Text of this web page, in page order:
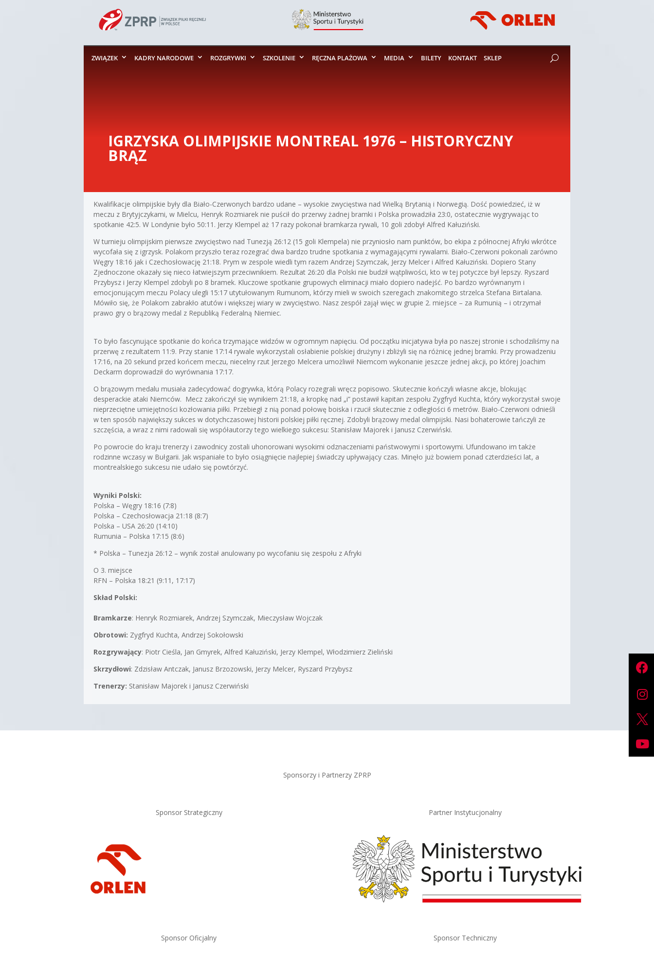
ZWIĄZEK KADRY NARODOWE ROZGRYWKI SZKOLENIE RĘCZNA PLAŻOWA MEDIA BILETY KONTAKT SKLEP
IGRZYSKA OLIMPIJSKIE MONTREAL 1976 – HISTORYCZNY
BRĄZ
Kwalifikacje olimpijskie były dla Biało-Czerwonych bardzo udane – wysokie zwycięstwa nad Wielką Brytanią i Norwegią. Dość powiedzieć, iż w
meczu z Brytyjczykami, w Mielcu, Henryk Rozmiarek nie puścił do przerwy żadnej bramki i Polska prowadziła 23:0, ostatecznie wygrywając to
spotkanie 42:5. W Londynie było 50:11. Jerzy Klempel aż 17 razy pokonał bramkarza rywali, 10 goli zdobył Alfred Kałuziński.
W turnieju olimpijskim pierwsze zwycięstwo nad Tunezją 26:12 (15 goli Klempela) nie przyniosło nam punktów, bo ekipa z północnej Afryki wkrótce
wycofała się z igrzysk. Polakom przyszło teraz rozegrać dwa bardzo trudne spotkania z wymagającymi rywalami. Biało-Czerwoni pokonali zarówno
Węgry 18:16 jak i Czechosłowację 21:18. Prym w zespole wiedli tym razem Andrzej Szymczak, Jerzy Melcer i Alfred Kałuziński. Dopiero Stany
Zjednoczone okazały się nieco łatwiejszym przeciwnikiem. Rezultat 26:20 dla Polski nie budził wątpliwości, kto w tej potyczce był lepszy. Ryszard
Przybysz i Jerzy Klempel zdobyli po 8 bramek. Kluczowe spotkanie grupowych eliminacji miało dopiero nadejść. Po bardzo wyrównanym i
emocjonującym meczu Polacy ulegli 15:17 utytułowanym Rumunom, którzy mieli w swoich szeregach znakomitego strzelca Stefana Birtalana.
Mówiło się, że Polakom zabrakło atutów i większej wiary w zwycięstwo. Nasz zespół zajął więc w grupie 2. miejsce – za Rumunią – i otrzymał
prawo gry o brązowy medal z Republiką Federalną Niemiec.
To było fascynujące spotkanie do końca trzymające widzów w ogromnym napięciu. Od początku inicjatywa była po naszej stronie i schodziliśmy na
przerwę z rezultatem 11:9. Przy stanie 17:14 rywale wykorzystali osłabienie polskiej drużyny i zbliżyli się na różnicę jednej bramki. Przy prowadzeniu
17:16, na 20 sekund przed końcem meczu, niecelny rzut Jerzego Melcera umożliwił Niemcom wykonanie jeszcze jednej akcji, po której Joachim
Deckarm doprowadził do wyrównania 17:17.
O brązowym medalu musiała zadecydować dogrywka, którą Polacy rozegrali wręcz popisowo. Skutecznie kończyli własne akcje, blokując
desperackie ataki Niemców. Mecz zakończył się wynikiem 21:18, a kropkę nad „i” postawił kapitan zespołu Zygfryd Kuchta, który wykorzystał swoje
nieprzeciętne umiejętności kozłowania piłki. Przebiegł z nią ponad połowę boiska i rzucił skutecznie z odległości 6 metrów. Biało-Czerwoni odnieśli
w ten sposób największy sukces w dotychczasowej historii polskiej piłki ręcznej. Zdobyli brązowy medal olimpijski. Nasi bohaterowie tańczyli ze
szczęścia, a wraz z nimi radowali się współautorzy tego wielkiego sukcesu: Stanisław Majorek i Janusz Czerwiński.
Po powrocie do kraju trenerzy i zawodnicy zostali uhonorowani wysokimi odznaczeniami państwowymi i sportowymi. Ufundowano im także
rodzinne wczasy w Bułgarii. Jak wspaniałe to było osiągnięcie najlepiej świadczy upływający czas. Minęło już bowiem ponad czterdzieści lat, a
montrealskiego sukcesu nie udało się powtórzyć.
Wyniki Polski:
Polska – Węgry 18:16 (7:8)
Polska – Czechosłowacja 21:18 (8:7)
Polska – USA 26:20 (14:10)
Rumunia – Polska 17:15 (8:6)
* Polska – Tunezja 26:12 – wynik został anulowany po wycofaniu się zespołu z Afryki
O 3. miejsce
RFN – Polska 18:21 (9:11, 17:17)
Skład Polski:
Bramkarze: Henryk Rozmiarek, Andrzej Szymczak, Mieczysław Wojczak
Obrotowi: Zygfryd Kuchta, Andrzej Sokołowski
Rozgrywający: Piotr Cieśla, Jan Gmyrek, Alfred Kałuziński, Jerzy Klempel, Włodzimierz Zieliński
Skrzydłowi: Zdzisław Antczak, Janusz Brzozowski, Jerzy Melcer, Ryszard Przybysz
Trenerzy: Stanisław Majorek i Janusz Czerwiński
Sponsorzy i Partnerzy ZPRP
Sponsor Strategiczny Partner Instytucjonalny
Sponsor Oficjalny Sponsor Techniczny